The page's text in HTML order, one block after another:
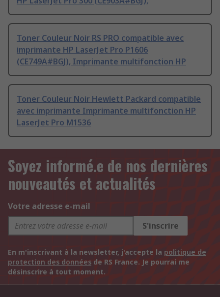
Toner Couleur Noir RS PRO compatible avec
imprimante HP LaserJet Pro P1606
(CE749A#BGJ), Imprimante multifonction HP
Toner Couleur Noir Hewlett Packard compatible
avec imprimante Imprimante multifonction HP
LaserJet Pro M1536
Soyez informé.e de nos dernières
nouveautés et actualités
Votre adresse e-mail
S'inscrire
En m'inscrivant à la newsletter, j'accepte la politique de
protection des données de RS France. Je pourrai me
désinscrire à tout moment.